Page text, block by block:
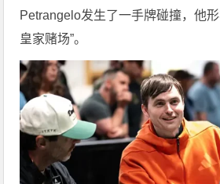
Petrangelo发生了一手牌碰撞，他
皇家赌场”。